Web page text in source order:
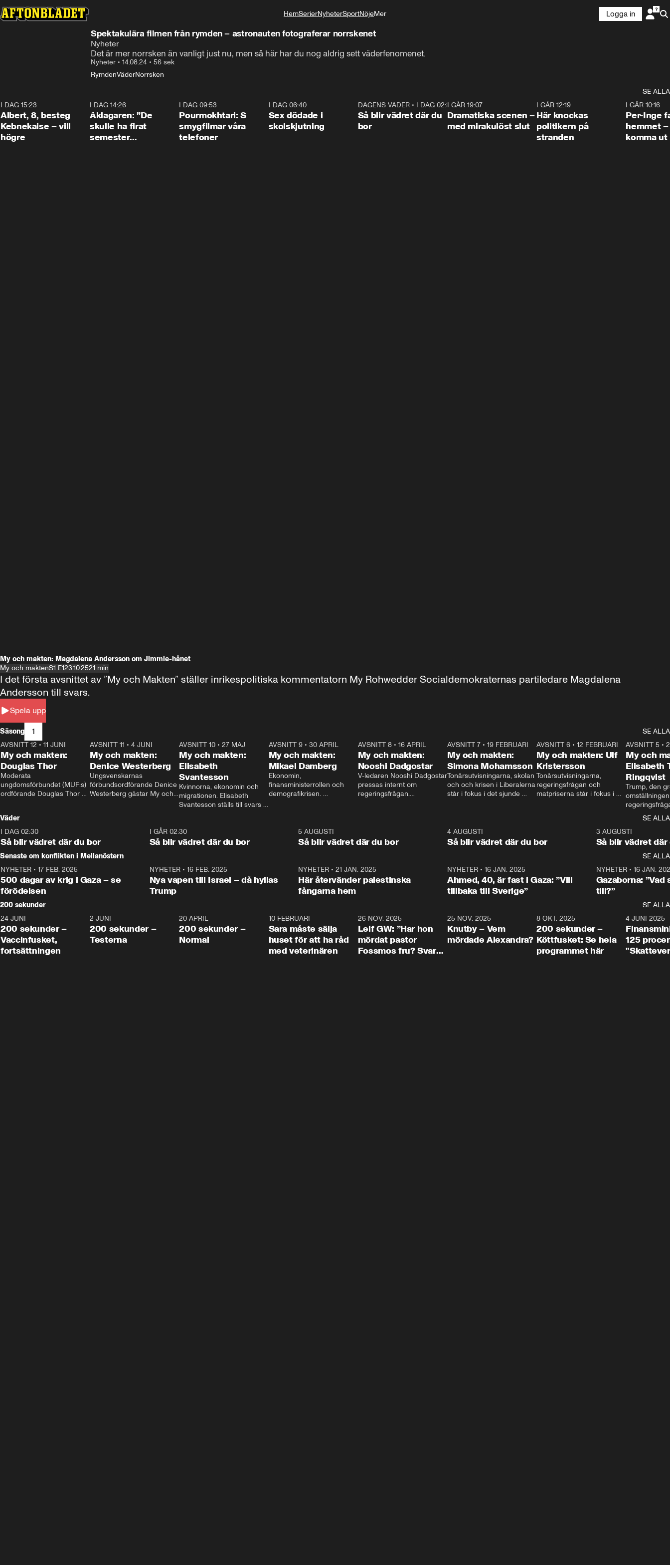
HemSerierNyheterSportNöjeMer
Livsstil
Logga in
Spektakulära filmen från rymden – astronauten fotograferar norrskenet
Nyheter
Det är mer norrsken än vanligt just nu, men så här har du nog aldrig sett väderfenomenet.
Nyheter • 14.08.24 • 56 sek
RymdenVäderNorrsken
SE ALLA
I DAG 15:23
Albert, 8, besteg
Kebnekaise – vill
högre
I DAG 14:26
Åklagaren: ”De
skulle ha firat
semester
I DAG 09:53
Pourmokhtari: S
smygfilmar våra
telefoner
I DAG 06:40
Sex dödade i
skolskjutning
1:06
DAGENS VÄDER• I DAG 02:30
Så blir vädret där du
bor
I GÅR 19:07
Dramatiska scenen –
med mirakulöst slut
I GÅR 12:19
Här knockas
politikern på
stranden
I GÅR 10:16
Per-Inge
hemmet
komma ut
My och makten: Magdalena Andersson om Jimmie-hånet
My och maktenS1 E123.10.2521 min
Spela upp
I det första avsnittet av ”My och Makten” ställer inrikespolitiska kommentatorn My Rohwedder Socialdemokraternas partiledare Magdalena
Andersson till svars.
Säsong 1
SE ALLA
26:27
AVSNITT 12 • 11 JUNI
My och makten:
Douglas Thor
Moderata
ungdomsförbundet (MUF:s)
ordförande Douglas Thor
tonårsutvisningarna och hur
Moderaterna ska locka
väljare till valet i höst.
23:40
AVSNITT 11 •4 JUNI
My och makten:
Denice Westerberg
Ungsvenskarnas
förbundsordförande Denice
Westerberg gästar My och
AVSNITT 10 •27 MAJ
My och makten:
Elisabeth
Svantesson
Kvinnorna, ekonomin och
migrationen. Elisabeth
Svantesson ställs till svars
AVSNITT 9• 30 APRIL
My och makten:
Mikael Damberg
Ekonomin,
finansministerrollen och
demografikrisen.
och Makten.
AVSNITT 8• 16 APRIL
My och makten:
Nooshi Dadgostar
V-ledaren Nooshi Dadgostar
pressas internt om
regeringsfrågan.
– Vi ställer upp i val. Ska vi
vara med så sitter vi förstås
24:30
AVSNITT 7• 19 FEBRUARI
My och makten:
Simona Mohamsson
Tonårsutvisningarna, skolan
och och krisen i Liberalerna
står i fokus i det sjunde
kommentator My
Rohwedder ställer
utbildnings- och
Mohamsson till svars.
27:30
AVSNITT 6 •12 FEBRUARI
My och makten: Ulf
Kristersson
Tonårsutvisningarna,
regeringsfrågan och
matpriserna står i fokus i
Rohwedder ställer
statsminister Ulf Kristersson
AVSNITT 5 •
My och
Elisabeth
Ringqvist
Trump, den
centrum i
avsnittet av
Makten”. Se
Aftonbladets
Rohwedder
Thand Ring
Väder
SE ALLA
I DAG 02:30
Så blir vädret där du bor
1:06
I GÅR 02:30
Så blir vädret där du bor
5 AUGUSTI
Så blir vädret där du bor
4 AUGUSTI
Så blir vädret där du bor
3 AUGUSTI
Så blir vädret där
Senaste om konflikten i Mellanöstern
SE ALLA
NYHETER • 17 FEB. 2025
500 dagar av krig i Gaza – se
förödelsen
NYHETER• 16 FEB. 2025
Nya vapen till Israel – då hyllas
Trump
NYHETER •21 JAN. 2025
Här återvänder palestinska
fångarna hem
NYHETER• 16 JAN. 2025
Ahmed, 40, är fast i Gaza: ”Vill
tillbaka till Sverige”
NYHETER• 16 JAN.
Gazaborna:
till?”
200 sekunder
SE ALLA
5:00
24 JUNI
200 sekunder –
Vaccinfusket,
fortsättningen
4:23
2 JUNI
200 sekunder –
Testerna
20 APRIL
200 sekunder –
Normal
10 FEBRUARI
Sara måste sälja
huset för att ha råd
med veterinären
26 NOV. 2025
Leif GW: ”Har hon
mördat pastor
Fossmos fru? Svar
31:05
25 NOV. 2025
Knutby – Vem
mördade Alexandra?
4:29
8 OKT. 2025
200 sekunder –
Köttfusket: Se hela
programmet här
4 JUNI 2025
125